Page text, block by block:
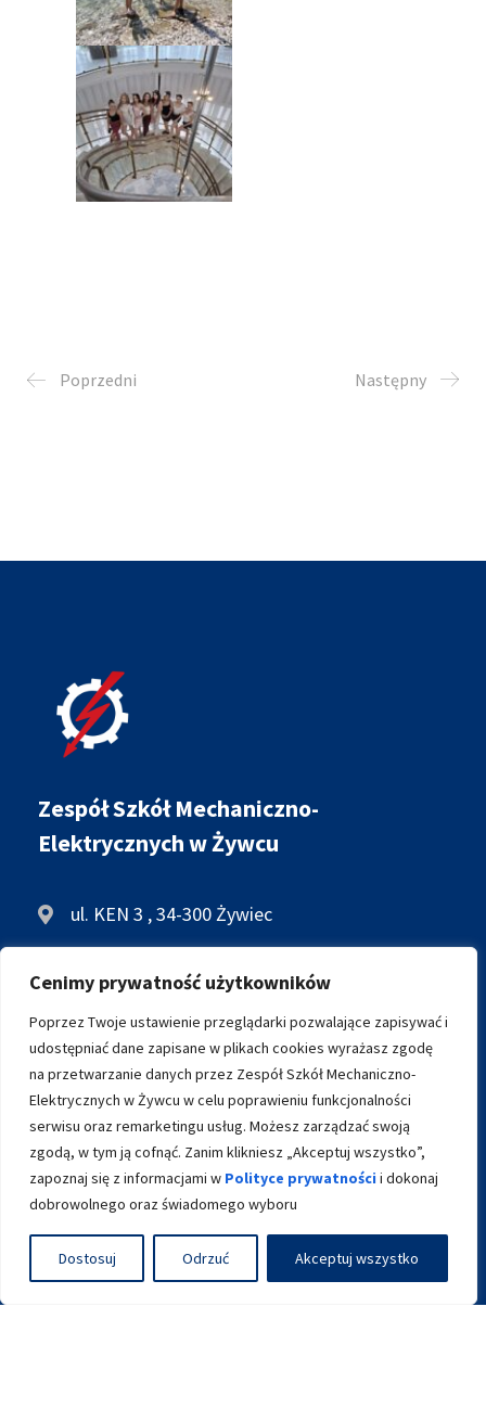
Cenimy prywatność użytkowników
Poprzez Twoje ustawienie przeglądarki pozwalające zapisywać i
udostępniać dane zapisane w plikach cookies wyrażasz zgodę
na przetwarzanie danych przez Zespół Szkół Mechaniczno-
Elektrycznych w Żywcu w celu poprawieniu funkcjonalności
serwisu oraz remarketingu usług. Możesz zarządzać swoją
zgodą, w tym ją cofnąć. Zanim klikniesz „Akceptuj wszystko”,
zapoznaj się z informacjami w Polityce prywatności i dokonaj
dobrowolnego oraz świadomego wyboru
Dostosuj Odrzuć Akceptuj wszystko
Poprzedni Następny
Zespół Szkół Mechaniczno-
Elektrycznych w Żywcu
ul. KEN 3 , 34-300 Żywiec
ARCHIWALNA WERSJA STRONY